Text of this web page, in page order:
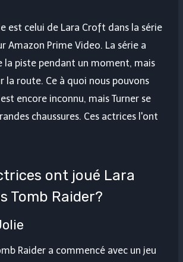
est celui de Lara Croft dans la série
Amazon Prime Video. La série a
la piste pendant un moment, mais
la route. Ce à quoi nous pouvons
encore inconnu, mais Turner se
chaussures. Ces actrices l'ont
ont joué Lara
Tomb Raider?
Raider a commencé avec un jeu